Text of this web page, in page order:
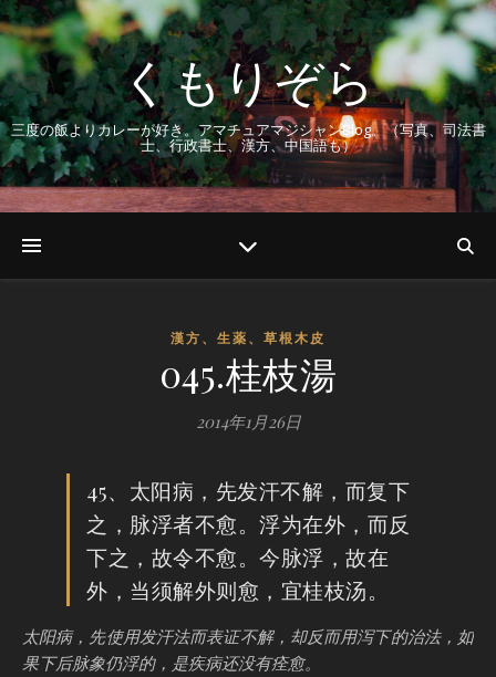
くもりぞら
三度の飯よりカレーが好き。アマチュアマジシャンBlog。（写真、司法書
士、行政書士、漢方、中国語も）
漢方、生薬、草根木皮
045.桂枝湯
2014年1月26日
45、太阳病，先发汗不解，而复下
之，脉浮者不愈。浮为在外，而反
下之，故令不愈。今脉浮，故在
外，当须解外则愈，宜桂枝汤。
太阳病，先使用发汗法而表证不解，却反而用泻下的治法，如
果下后脉象仍浮的，是疾病还没有痊愈。